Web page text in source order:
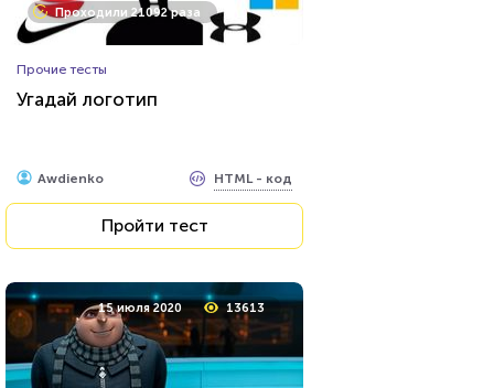
Проходили 21092 раза
Прочие тесты
Угадай логотип
Awdienko HTML - код
Пройти тест
15 июля 2020 13613